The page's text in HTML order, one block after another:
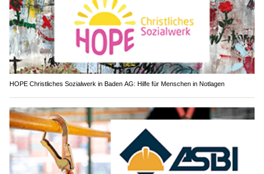
HOPE Christliches Sozialwerk in Baden AG: Hilfe für Menschen in Notlagen